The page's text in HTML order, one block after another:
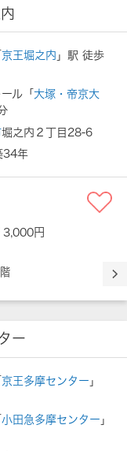
京王堀之内 」駅 徒歩
ル「 大塚・帝京大
堀之内２丁目28-6
年
3,000円
ー
京王多摩センター 」
小田急多摩センター 」